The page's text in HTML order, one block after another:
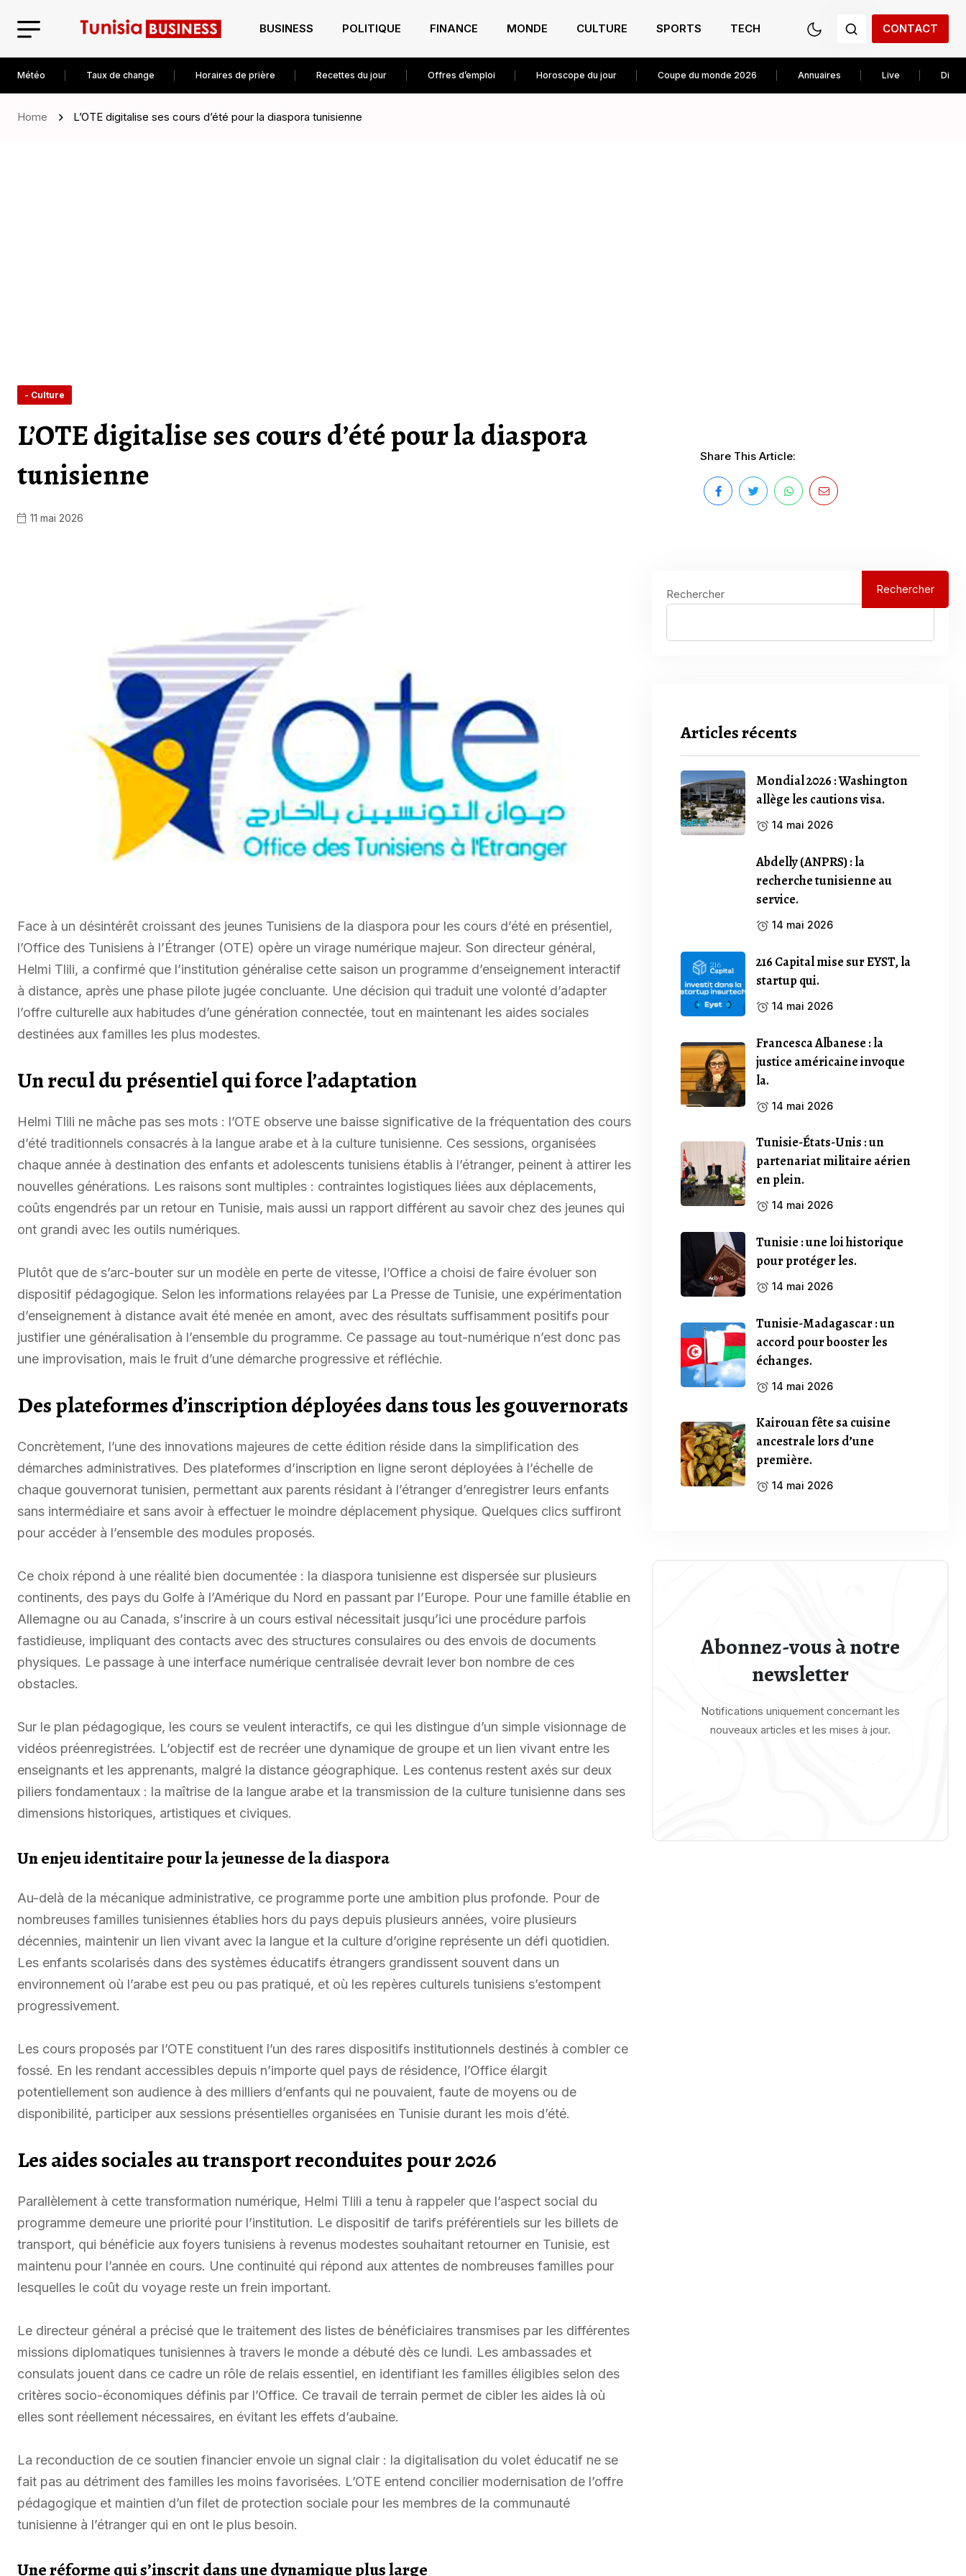
BUSINESS POLITIQUE FINANCE MONDE CULTURE SPORTS TECH CONTACT
Météo Taux de change Horaires de prière Recettes du jour Offres d’emploi Horoscope du jour Coupe du monde 2026 Annuaires Live
Home L’OTE digitalise ses cours d’été pour la diaspora tunisienne
- Culture
L’OTE digitalise ses cours d’été pour la diaspora
tunisienne
11 mai 2026
Share This Article:
Face à un désintérêt croissant des jeunes Tunisiens de la diaspora pour les cours d’été en présentiel,
l’Office des Tunisiens à l’Étranger (OTE) opère un virage numérique majeur. Son directeur général,
Helmi Tlili, a confirmé que l’institution généralise cette saison un programme d’enseignement interactif
à distance, après une phase pilote jugée concluante. Une décision qui traduit une volonté d’adapter
l’offre culturelle aux habitudes d’une génération connectée, tout en maintenant les aides sociales
destinées aux familles les plus modestes.
Un recul du présentiel qui force l’adaptation
Helmi Tlili ne mâche pas ses mots : l’OTE observe une baisse significative de la fréquentation des cours
d’été traditionnels consacrés à la langue arabe et à la culture tunisienne. Ces sessions, organisées
chaque année à destination des enfants et adolescents tunisiens établis à l’étranger, peinent à attirer les
nouvelles générations. Les raisons sont multiples : contraintes logistiques liées aux déplacements,
coûts engendrés par un retour en Tunisie, mais aussi un rapport différent au savoir chez des jeunes qui
ont grandi avec les outils numériques.
Plutôt que de s’arc-bouter sur un modèle en perte de vitesse, l’Office a choisi de faire évoluer son
dispositif pédagogique. Selon les informations relayées par La Presse de Tunisie, une expérimentation
d’enseignement à distance avait été menée en amont, avec des résultats suffisamment positifs pour
justifier une généralisation à l’ensemble du programme. Ce passage au tout-numérique n’est donc pas
une improvisation, mais le fruit d’une démarche progressive et réfléchie.
Des plateformes d’inscription déployées dans tous les gouvernorats
Concrètement, l’une des innovations majeures de cette édition réside dans la simplification des
démarches administratives. Des plateformes d’inscription en ligne seront déployées à l’échelle de
chaque gouvernorat tunisien, permettant aux parents résidant à l’étranger d’enregistrer leurs enfants
sans intermédiaire et sans avoir à effectuer le moindre déplacement physique. Quelques clics suffiront
pour accéder à l’ensemble des modules proposés.
Ce choix répond à une réalité bien documentée : la diaspora tunisienne est dispersée sur plusieurs
continents, des pays du Golfe à l’Amérique du Nord en passant par l’Europe. Pour une famille établie en
Allemagne ou au Canada, s’inscrire à un cours estival nécessitait jusqu’ici une procédure parfois
fastidieuse, impliquant des contacts avec des structures consulaires ou des envois de documents
physiques. Le passage à une interface numérique centralisée devrait lever bon nombre de ces
obstacles.
Sur le plan pédagogique, les cours se veulent interactifs, ce qui les distingue d’un simple visionnage de
vidéos préenregistrées. L’objectif est de recréer une dynamique de groupe et un lien vivant entre les
enseignants et les apprenants, malgré la distance géographique. Les contenus restent axés sur deux
piliers fondamentaux : la maîtrise de la langue arabe et la transmission de la culture tunisienne dans ses
dimensions historiques, artistiques et civiques.
Un enjeu identitaire pour la jeunesse de la diaspora
Au-delà de la mécanique administrative, ce programme porte une ambition plus profonde. Pour de
nombreuses familles tunisiennes établies hors du pays depuis plusieurs années, voire plusieurs
décennies, maintenir un lien vivant avec la langue et la culture d’origine représente un défi quotidien.
Les enfants scolarisés dans des systèmes éducatifs étrangers grandissent souvent dans un
environnement où l’arabe est peu ou pas pratiqué, et où les repères culturels tunisiens s’estompent
progressivement.
Les cours proposés par l’OTE constituent l’un des rares dispositifs institutionnels destinés à combler ce
fossé. En les rendant accessibles depuis n’importe quel pays de résidence, l’Office élargit
potentiellement son audience à des milliers d’enfants qui ne pouvaient, faute de moyens ou de
disponibilité, participer aux sessions présentielles organisées en Tunisie durant les mois d’été.
Les aides sociales au transport reconduites pour 2026
Parallèlement à cette transformation numérique, Helmi Tlili a tenu à rappeler que l’aspect social du
programme demeure une priorité pour l’institution. Le dispositif de tarifs préférentiels sur les billets de
transport, qui bénéficie aux foyers tunisiens à revenus modestes souhaitant retourner en Tunisie, est
maintenu pour l’année en cours. Une continuité qui répond aux attentes de nombreuses familles pour
lesquelles le coût du voyage reste un frein important.
Le directeur général a précisé que le traitement des listes de bénéficiaires transmises par les différentes
missions diplomatiques tunisiennes à travers le monde a débuté dès ce lundi. Les ambassades et
consulats jouent dans ce cadre un rôle de relais essentiel, en identifiant les familles éligibles selon des
critères socio-économiques définis par l’Office. Ce travail de terrain permet de cibler les aides là où
elles sont réellement nécessaires, en évitant les effets d’aubaine.
La reconduction de ce soutien financier envoie un signal clair : la digitalisation du volet éducatif ne se
fait pas au détriment des familles les moins favorisées. L’OTE entend concilier modernisation de l’offre
pédagogique et maintien d’un filet de protection sociale pour les membres de la communauté
tunisienne à l’étranger qui en ont le plus besoin.
Une réforme qui s’inscrit dans une dynamique plus large
Rechercher Rechercher
Articles récents
Mondial 2026 : Washington
allège les cautions visa.
14 mai 2026
Abdelly (ANPRS) : la
recherche tunisienne au
service.
14 mai 2026
216 Capital mise sur EYST, la
startup qui.
14 mai 2026
Francesca Albanese : la
justice américaine invoque
la.
14 mai 2026
Tunisie-États-Unis : un
partenariat militaire aérien
en plein.
14 mai 2026
Tunisie : une loi historique
pour protéger les.
14 mai 2026
Tunisie-Madagascar : un
accord pour booster les
échanges.
14 mai 2026
Kairouan fête sa cuisine
ancestrale lors d’une
première.
14 mai 2026
Abonnez-vous à notre
newsletter
Notifications uniquement concernant les
nouveaux articles et les mises à jour.